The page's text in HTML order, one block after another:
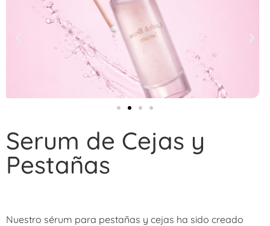
Serum de Cejas y
Pestañas
Nuestro sérum para pestañas y cejas ha sido creado